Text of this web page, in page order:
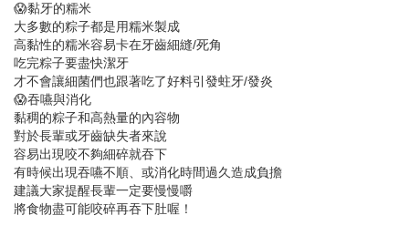
😱黏牙的糯米
大多數的粽子都是用糯米製成
高黏性的糯米容易卡在牙齒細縫/死角
吃完粽子要盡快潔牙
才不會讓細菌們也跟著吃了好料引發蛀牙/發炎
😱吞嚥與消化
黏稠的粽子和高熱量的內容物
對於長輩或牙齒缺失者來說
容易出現咬不夠細碎就吞下
有時候出現吞嚥不順、或消化時間過久造成負擔
建議大家提醒長輩一定要慢慢嚼
將食物盡可能咬碎再吞下肚喔！